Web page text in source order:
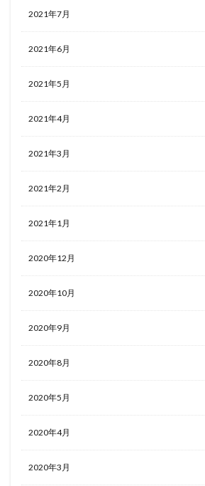
2021年7月
2021年6月
2021年5月
2021年4月
2021年3月
2021年2月
2021年1月
2020年12月
2020年10月
2020年9月
2020年8月
2020年5月
2020年4月
2020年3月